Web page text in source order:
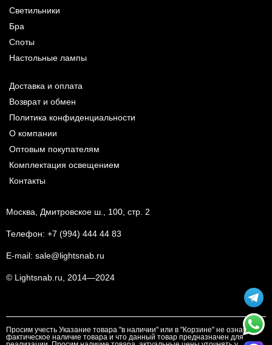
Светильники
Бра
Споты
Настольные лампы
Доставка и оплата
Возврат и обмен
Политика конфиденциальности
О компании
Оптовым покупателям
Комплектация освещением
Контакты
Москва, Дмитровское ш., 100, стр. 2
Телефон: +7 (994) 444 44 83
E-mail: sale@lightsnab.ru
© Lightsnab.ru, 2014—2024
Просим учесть Указание товара "в наличии" или в "Корзине" не означает
фактическое наличие товара и что данный товар предназначен для